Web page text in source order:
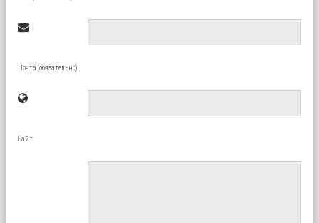
Почта (обязательно)
Сайт